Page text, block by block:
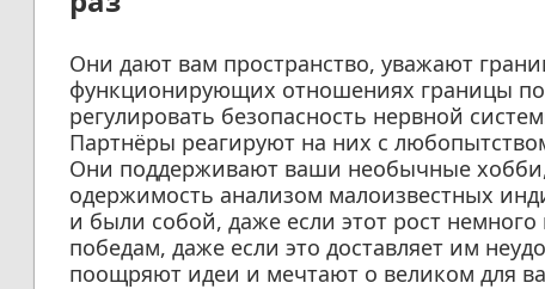
Они дают вам пространство, уважают
функционирующих отношениях границы
регулировать безопасность нервной
Партнёры реагируют на них с
Они поддерживают ваши необычные
одержимость анализом малоизвестных
и были собой, даже если этот рост
победам, даже если это доставляет им
поощряют идеи и мечтают о великом для